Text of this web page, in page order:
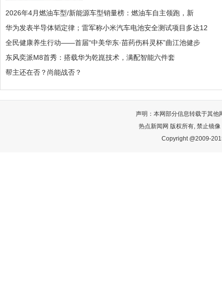
2026年4月燃油车型/新能源车型销量榜：燃油车自主领跑，新
华为发表半导体韬定律；雷军称小米汽车电池安全测试项目多达12
全民健康养生行动——首届“中美华东·苗药伤科灵杯”曲江池健步
东风奕派M8首秀：搭载华为乾崑技术，满配智能六件套
帮主还在否？尚能战否？
声明：本网部分信息转载于其他
热点新闻网 版权所有, 禁止镜
Copyright @2009-